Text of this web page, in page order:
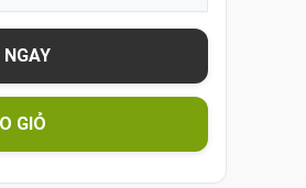
mỏng hộp 10
GIỎ